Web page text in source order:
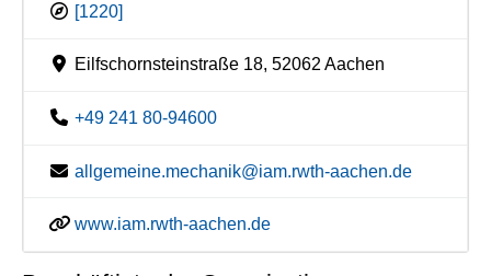
[1220]
Eilfschornsteinstraße 18, 52062 Aachen
+49 241 80-94600
allgemeine.mechanik@iam.rwth-aachen.de
www.iam.rwth-aachen.de